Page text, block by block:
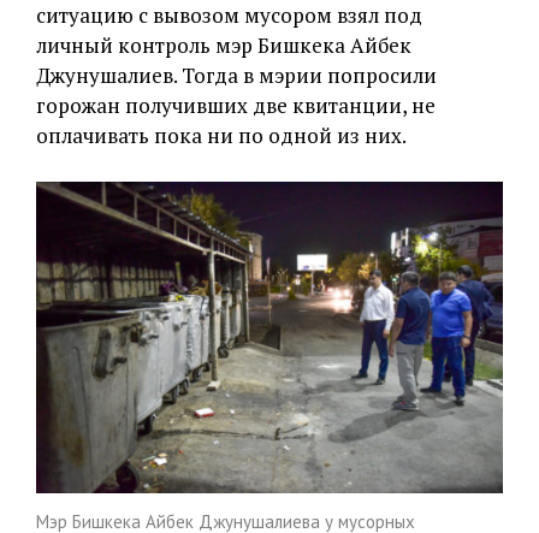
ситуацию с вывозом мусором взял под
личный контроль мэр Бишкека Айбек
Джунушалиев. Тогда в мэрии попросили
горожан получивших две квитанции, не
оплачивать пока ни по одной из них.
Мэр Бишкека Айбек Джунушалиева у мусорных